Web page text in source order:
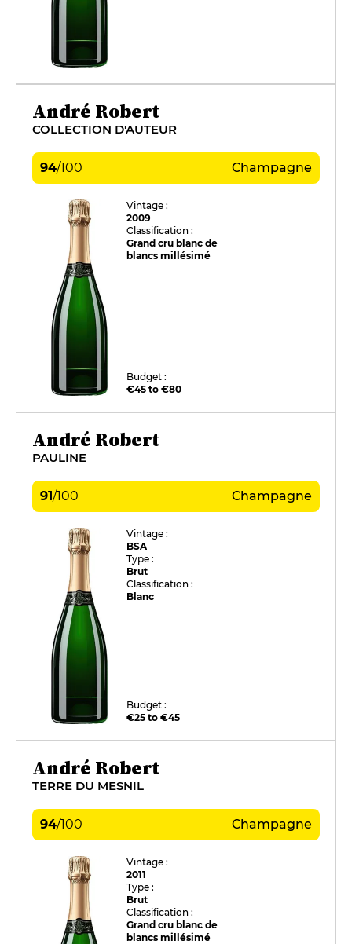
André Robert
COLLECTION D'AUTEUR
94/100 Champagne
Vintage :
2009
Classification :
Grand cru blanc de
blancs millésimé
Budget :
€45 to €80
André Robert
PAULINE
91/100 Champagne
Vintage :
BSA
Type :
Brut
Classification :
Blanc
Budget :
€25 to €45
André Robert
TERRE DU MESNIL
94/100 Champagne
Vintage :
2011
Type :
Brut
Classification :
Grand cru blanc de
blancs millésimé